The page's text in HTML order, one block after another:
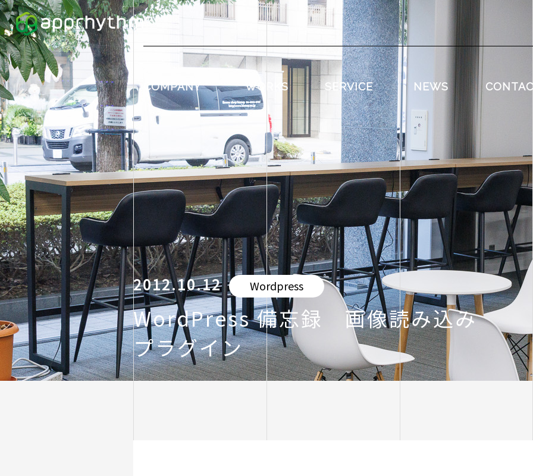
COMPANY WORKS SERVICE NEWS
2012.10.12 Wordpress
WordPress 備忘録 画像読み込み
プラグイン